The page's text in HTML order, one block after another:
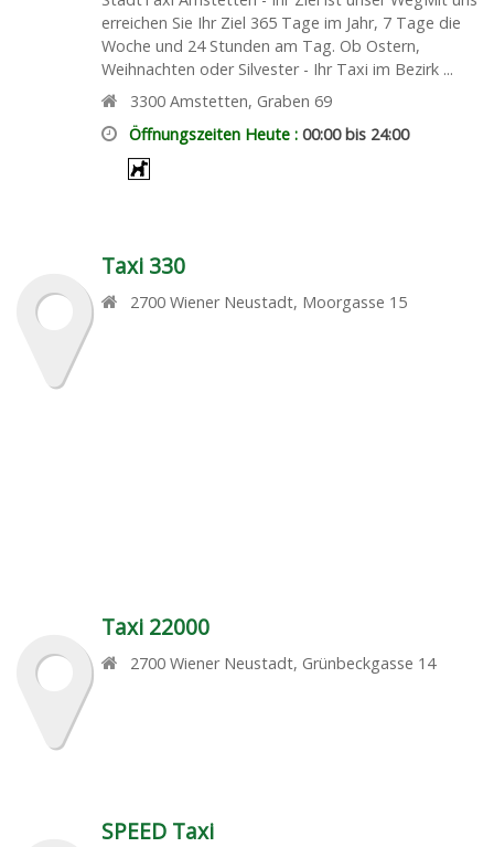
erreichen Sie Ihr Ziel 365 Tage im Jahr, 7 Tage die
Woche und 24 Stunden am Tag. Ob Ostern,
Weihnachten oder Silvester - Ihr Taxi im Bezirk ...
3300 Amstetten, Graben 69
Öffnungszeiten Heute :00:00 bis 24:00
Taxi 330
2700 Wiener Neustadt, Moorgasse 15
Taxi 22000
2700 Wiener Neustadt, Grünbeckgasse 14
SPEED Taxi